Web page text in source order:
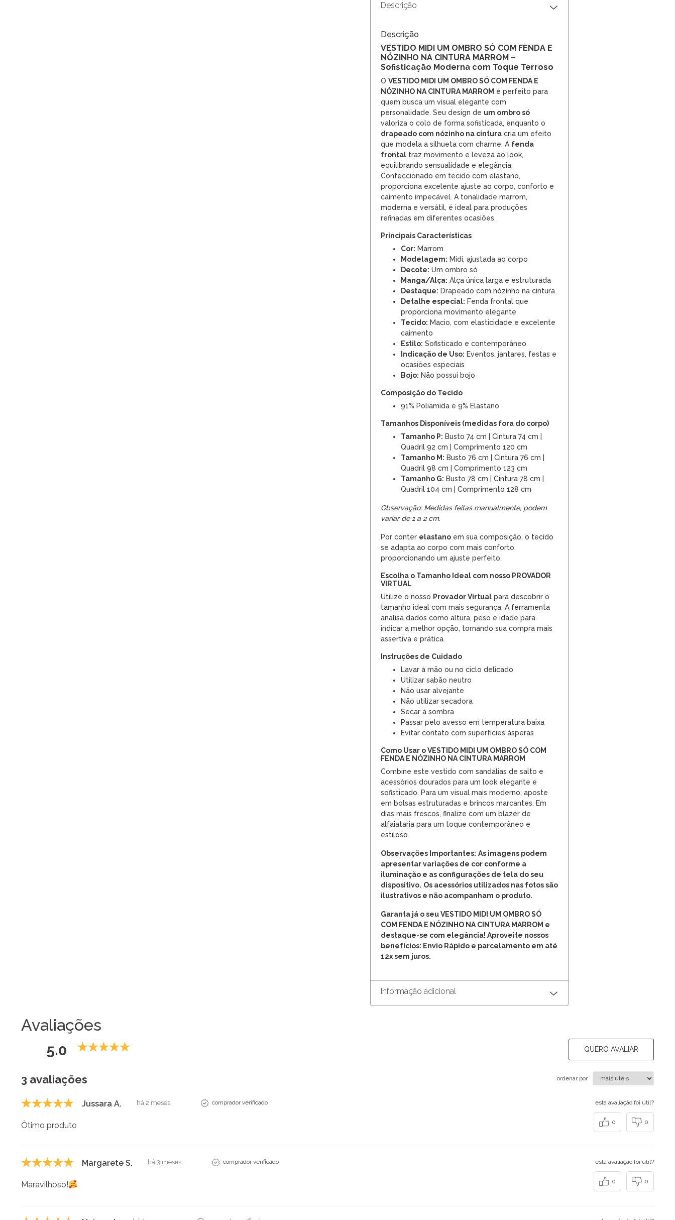
Descrição
Descrição
VESTIDO MIDI UM OMBRO SÓ COM FENDA E
NÓZINHO NA CINTURA MARROM –
Sofisticação Moderna com Toque Terroso
O VESTIDO MIDI UM OMBRO SÓ COM FENDA E
NÓZINHO NA CINTURA MARROM é perfeito para
quem busca um visual elegante com
personalidade. Seu design de um ombro só
valoriza o colo de forma sofisticada, enquanto o
drapeado com nózinho na cintura cria um efeito
que modela a silhueta com charme. A fenda
frontal traz movimento e leveza ao look,
equilibrando sensualidade e elegância.
Confeccionado em tecido com elastano,
proporciona excelente ajuste ao corpo, conforto e
caimento impecável. A tonalidade marrom,
moderna e versátil, é ideal para produções
refinadas em diferentes ocasiões.
Principais Características
Cor: Marrom
Modelagem: Midi, ajustada ao corpo
Decote: Um ombro só
Manga/Alça: Alça única larga e estruturada
Destaque: Drapeado com nózinho na cintura
Detalhe especial: Fenda frontal que
proporciona movimento elegante
Tecido: Macio, com elasticidade e excelente
caimento
Estilo: Sofisticado e contemporâneo
Indicação de Uso: Eventos, jantares, festas e
ocasiões especiais
Bojo: Não possui bojo
Composição do Tecido
91% Poliamida e 9% Elastano
Tamanhos Disponíveis (medidas fora do corpo)
Tamanho P: Busto 74 cm | Cintura 74 cm |
Quadril 92 cm | Comprimento 120 cm
Tamanho M: Busto 76 cm | Cintura 76 cm |
Quadril 98 cm | Comprimento 123 cm
Tamanho G: Busto 78 cm | Cintura 78 cm |
Quadril 104 cm | Comprimento 128 cm
Observação: Medidas feitas manualmente, podem
variar de 1 a 2 cm.
Por conter elastano em sua composição, o tecido
se adapta ao corpo com mais conforto,
proporcionando um ajuste perfeito.
Escolha o Tamanho Ideal com nosso PROVADOR
VIRTUAL
Utilize o nosso Provador Virtual para descobrir o
tamanho ideal com mais segurança. A ferramenta
analisa dados como altura, peso e idade para
indicar a melhor opção, tornando sua compra mais
assertiva e prática.
Instruções de Cuidado
Lavar à mão ou no ciclo delicado
Utilizar sabão neutro
Não usar alvejante
Não utilizar secadora
Secar à sombra
Passar pelo avesso em temperatura baixa
Evitar contato com superfícies ásperas
Como Usar o VESTIDO MIDI UM OMBRO SÓ COM
FENDA E NÓZINHO NA CINTURA MARROM
Combine este vestido com sandálias de salto e
acessórios dourados para um look elegante e
sofisticado. Para um visual mais moderno, aposte
em bolsas estruturadas e brincos marcantes. Em
dias mais frescos, finalize com um blazer de
alfaiataria para um toque contemporâneo e
estiloso.
Observações Importantes: As imagens podem
apresentar variações de cor conforme a
iluminação e as configurações de tela do seu
dispositivo. Os acessórios utilizados nas fotos são
ilustrativos e não acompanham o produto.
Garanta já o seu VESTIDO MIDI UM OMBRO SÓ
COM FENDA E NÓZINHO NA CINTURA MARROM e
destaque-se com elegância! Aproveite nossos
benefícios: Envio Rápido e parcelamento em até
12x sem juros.
Informação adicional
Avaliações
5.0 QUERO AVALIAR
3 avaliações ordenar por
Jussara A. há 2 meses comprador verificado
Ótimo produto
esta avaliação foi útil?
0 0
Margarete S. há 3 meses comprador verificado
Maravilhoso!
esta avaliação foi útil?
0 0